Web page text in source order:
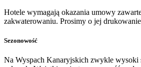
Hotele wymagają okazania umowy
zakwaterowaniu. Prosimy o jej
Sezonowość
Na Wyspach Kanaryjskich zwykle wysoki